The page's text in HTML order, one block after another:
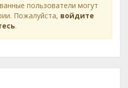
пользователи могут
Пожалуйста, войдите
.